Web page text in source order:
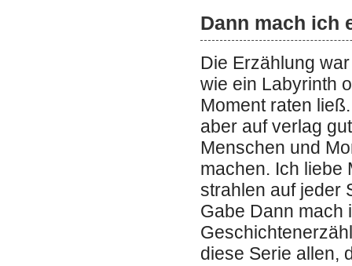
Dann mach ich
Die Erzählung
wie ein Labyrinth
Moment raten
aber auf verlag
Menschen und
machen. Ich liebe
strahlen auf jeder
Gabe Dann mach
diese Serie allen,